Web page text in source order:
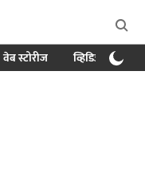
वेब स्टोरीज व्हिडिओ